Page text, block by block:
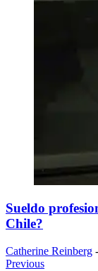
Sueldo
Chile?
Catherine Reinberg
Previous